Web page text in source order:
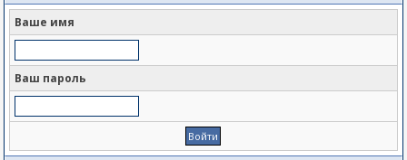
Ваше имя
Ваш пароль